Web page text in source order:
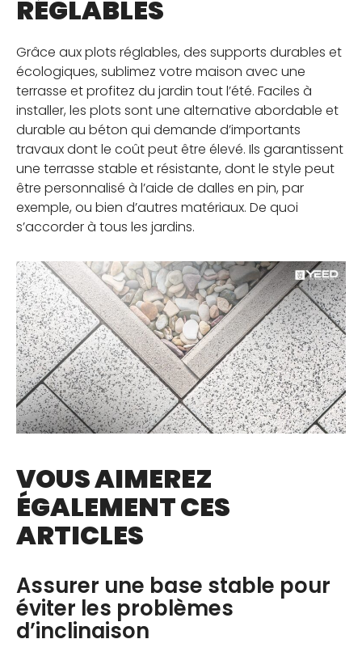
RÉGLABLES
Grâce aux plots réglables, des supports durables et
écologiques, sublimez votre maison avec une
terrasse et profitez du jardin tout l’été. Faciles à
installer, les plots sont une alternative abordable et
durable au béton qui demande d’importants
travaux dont le coût peut être élevé. Ils garantissent
une terrasse stable et résistante, dont le style peut
être personnalisé à l’aide de dalles en pin, par
exemple, ou bien d’autres matériaux. De quoi
s’accorder à tous les jardins.
VOUS AIMEREZ
ÉGALEMENT CES
ARTICLES
Assurer une base stable pour
éviter les problèmes
d’inclinaison